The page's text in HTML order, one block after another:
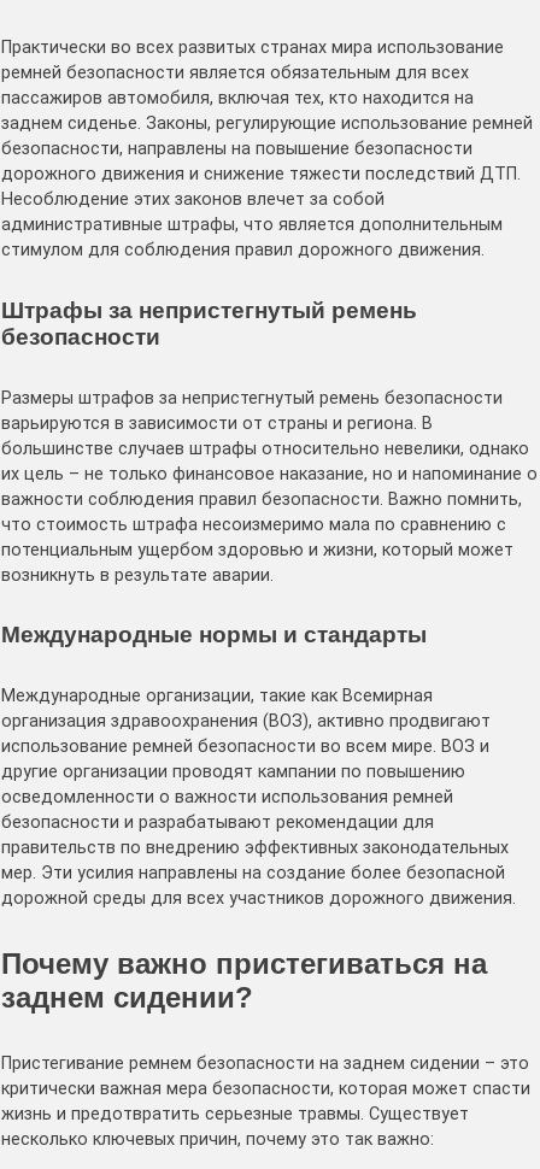
Практически во всех развитых странах мира использование
ремней безопасности является обязательным для всех
пассажиров автомобиля, включая тех, кто находится на
заднем сиденье. Законы, регулирующие использование ремней
безопасности, направлены на повышение безопасности
дорожного движения и снижение тяжести последствий ДТП.
Несоблюдение этих законов влечет за собой
административные штрафы, что является дополнительным
стимулом для соблюдения правил дорожного движения.
Штрафы за непристегнутый ремень
безопасности
Размеры штрафов за непристегнутый ремень безопасности
варьируются в зависимости от страны и региона. В
большинстве случаев штрафы относительно невелики, однако
их цель – не только финансовое наказание, но и напоминание о
важности соблюдения правил безопасности. Важно помнить,
что стоимость штрафа несоизмеримо мала по сравнению с
потенциальным ущербом здоровью и жизни, который может
возникнуть в результате аварии.
Международные нормы и стандарты
Международные организации, такие как Всемирная
организация здравоохранения (ВОЗ), активно продвигают
использование ремней безопасности во всем мире. ВОЗ и
другие организации проводят кампании по повышению
осведомленности о важности использования ремней
безопасности и разрабатывают рекомендации для
правительств по внедрению эффективных законодательных
мер. Эти усилия направлены на создание более безопасной
дорожной среды для всех участников дорожного движения.
Почему важно пристегиваться на
заднем сидении?
Пристегивание ремнем безопасности на заднем сидении – это
критически важная мера безопасности, которая может спасти
жизнь и предотвратить серьезные травмы. Существует
несколько ключевых причин, почему это так важно: